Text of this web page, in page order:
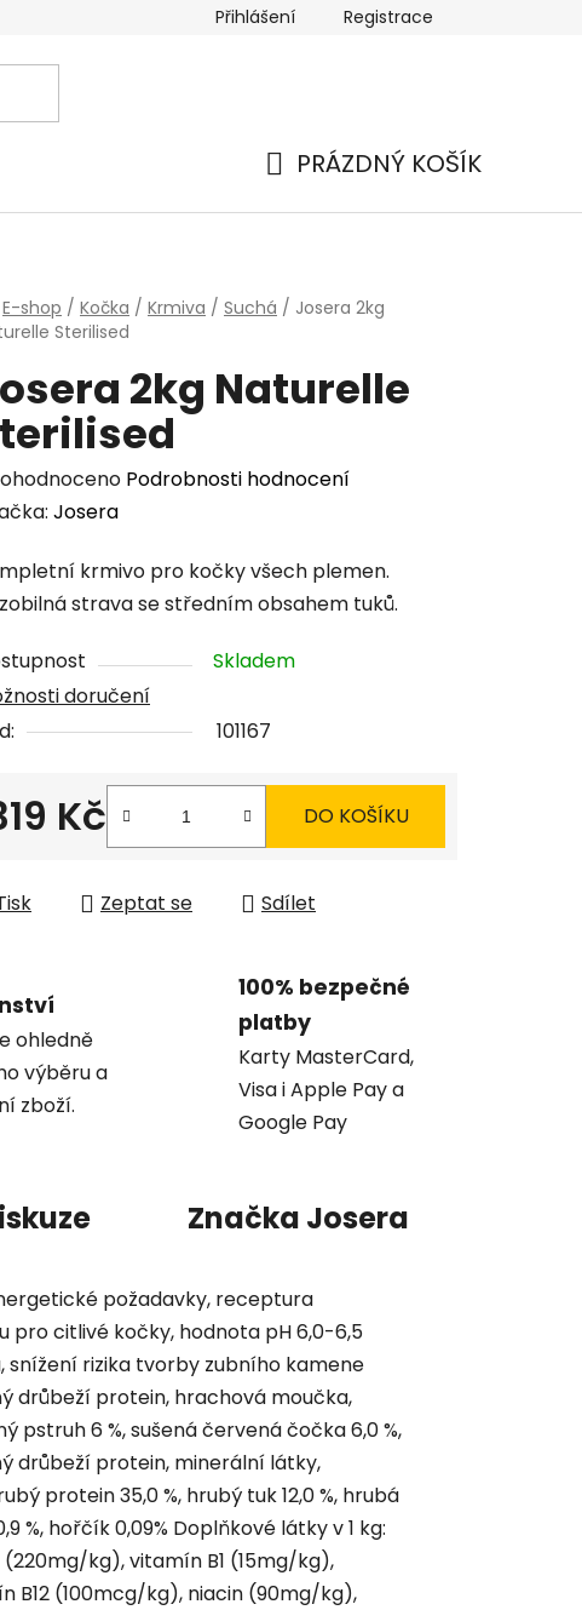
Přihlášení Registrace
PRÁZDNÝ KOŠÍK
E-shop / Kočka / Krmiva / Suchá / Josera 2kg
Sterilised
2kg Naturelle
Podrobnosti hodnocení
Josera
krmivo pro kočky všech plemen.
strava se středním obsahem tuků.
Skladem
doručení
101167
Kč DO KOŠÍKU
Zeptat se Sdílet
ohledně
výběru a
zboží.
100% bezpečné
platby
Karty MasterCard,
Visa i Apple Pay a
Google Pay
Značka Josera
požadavky, receptura
pro citlivé kočky, hodnota pH 6,0-6,5
rizika tvorby zubního kamene
drůbeží protein, hrachová moučka,
6 %, sušená červená čočka 6,0 %,
drůbeží protein, minerální látky,
protein 35,0 %, hrubý tuk 12,0 %, hrubá
%, hořčík 0,09% Doplňkové látky v 1 kg:
kg), vitamín B1 (15mg/kg),
(100mcg/kg), niacin (90mg/kg),